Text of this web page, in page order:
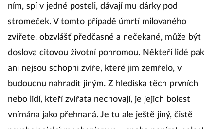
ním, spí v jedné posteli, dávají mu dárky pod
stromeček. V tomto případě úmrtí milovaného
zvířete, obzvlášť předčasné a nečekané, může být
doslova citovou životní pohromou. Někteří lidé pak
ani nejsou schopni zvíře, které jim zemřelo, v
budoucnu nahradit jiným. Z hlediska těch prvních
nebo lidí, kteří zvířata nechovají, je jejich bolest
vnímána jako přehnaná. Je tu ale ještě jiný, čistě